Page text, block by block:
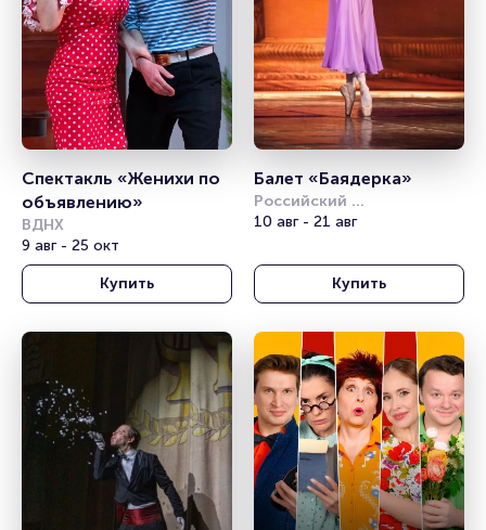
Спектакль «Женихи по
объявлению»
ВДНХ
9 авг - 25 окт
Купить
Балет «Баядерка»
Российский
академический
10 авг - 21 авг
Купить